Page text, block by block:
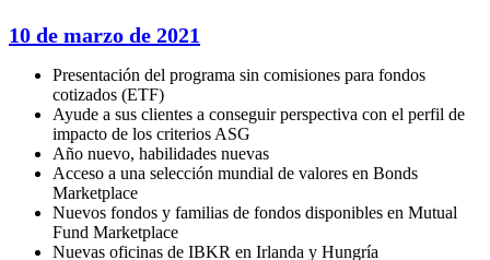
10 de marzo de 2021
Presentación del programa sin comisiones para fondos
cotizados (ETF)
Ayude a sus clientes a conseguir perspectiva con el perfil de
impacto de los criterios ASG
Año nuevo, habilidades nuevas
Acceso a una selección mundial de valores en Bonds
Marketplace
Nuevos fondos y familias de fondos disponibles en Mutual
Fund Marketplace
Nuevas oficinas de IBKR en Irlanda y Hungría